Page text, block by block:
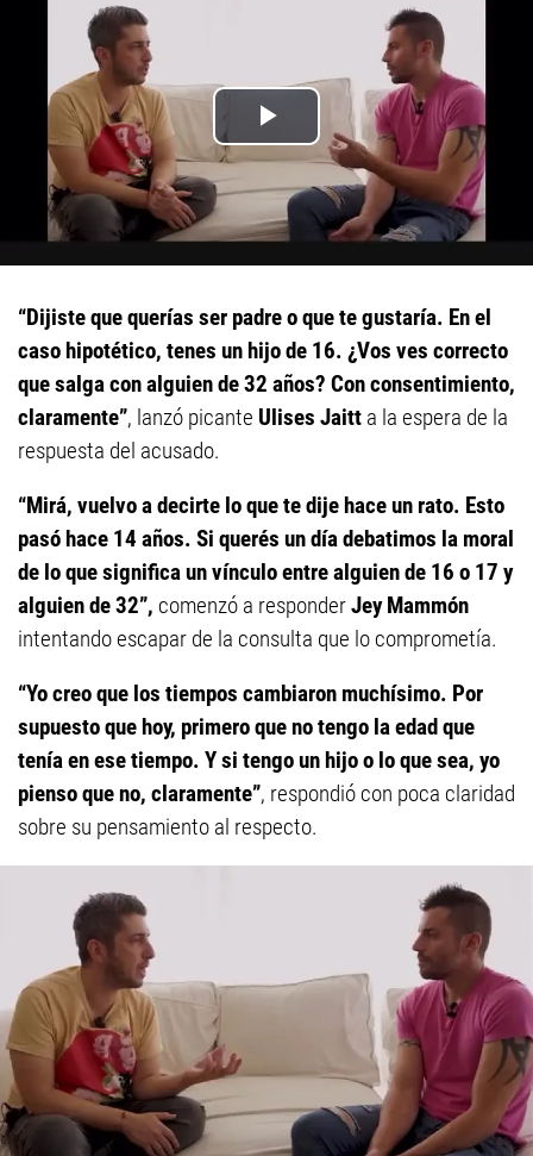
“Dijiste que querías ser padre o que te gustaría. En el
caso hipotético, tenes un hijo de 16. ¿Vos ves correcto
que salga con alguien de 32 años? Con consentimiento,
claramente”, lanzó picante Ulises Jaitt a la espera de la
respuesta del acusado.
“Mirá, vuelvo a decirte lo que te dije hace un rato. Esto
pasó hace 14 años. Si querés un día debatimos la moral
de lo que significa un vínculo entre alguien de 16 o 17 y
alguien de 32”, comenzó a responderJey Mammón
intentando escapar de la consulta que lo comprometía.
“Yo creo que los tiempos cambiaron muchísimo. Por
supuesto que hoy, primero que no tengo la edad que
tenía en ese tiempo. Y si tengo un hijo o lo que sea, yo
pienso que no, claramente”, respondió con poca claridad
sobre su pensamiento al respecto.